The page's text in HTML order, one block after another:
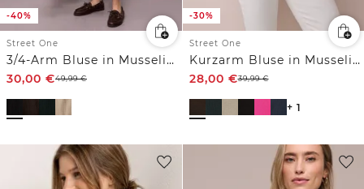
-40%
Street One
3/4-Arm Bluse in Musselinqualität
30,00 €49,99€
-30%
Street One
Kurzarm Bluse in Musselinqualität mit Turn-Up
28,00 €39,99€
+ 1